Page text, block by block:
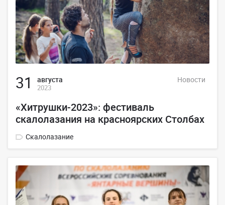
31 августа
2023
Новости
«Хитрушки-2023»: фестиваль
скалолазания на красноярских Столбах
Скалолазание